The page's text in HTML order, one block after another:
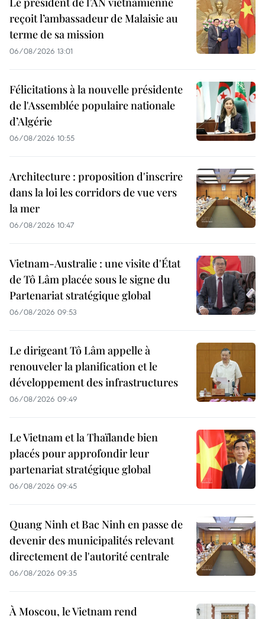
reçoit l’ambassadeur de Malaisie au
terme de sa mission
06/08/2026 13:01
Félicitations à la nouvelle présidente
de l'Assemblée populaire nationale
d’Algérie
06/08/2026 10:55
Architecture : proposition d'inscrire
dans la loi les corridors de vue vers
la mer
06/08/2026 10:47
Vietnam-Australie : une visite d'État
de Tô Lâm placée sous le signe du
Partenariat stratégique global
06/08/2026 09:53
Le dirigeant Tô Lâm appelle à
renouveler la planification et le
développement des infrastructures
06/08/2026 09:49
Le Vietnam et la Thaïlande bien
placés pour approfondir leur
partenariat stratégique global
06/08/2026 09:45
Quang Ninh et Bac Ninh en passe de
devenir des municipalités relevant
directement de l'autorité centrale
06/08/2026 09:35
À Moscou, le Vietnam rend